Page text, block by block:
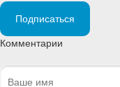
Подписаться
Комментарии